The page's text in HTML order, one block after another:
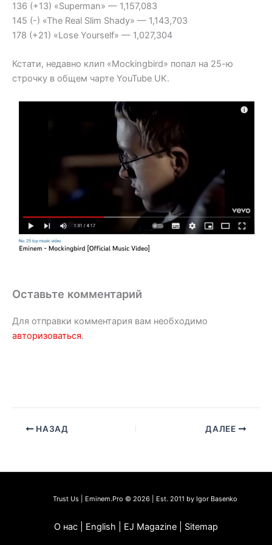
136 (+13) «Superman» — 1,157,083
145 (-) «The Real Slim Shady» — 1,143,703
178 (+21) «Lose Yourself» — 1,027,304
Кстати, недавно клип «Mockingbird» попал на 25-ю
строчку в общем чарте YouTube UK.
Оставьте комментарий
Для отправки комментария вам необходимо
авторизоваться.
НАЗАД ДАЛЕЕ
Trust Us | Eminem.Pro © 2026 | Est. 2011 by Igor Basenko
О нас | English | EJ Magazine | Sitemap